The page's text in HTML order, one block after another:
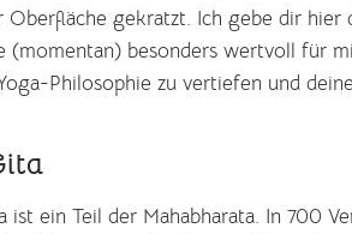
gekratzt. Ich gebe dir hier
(momentan) besonders wertvoll für
Philosophie zu vertiefen und
ist ein Teil der Mahabharata. In 700